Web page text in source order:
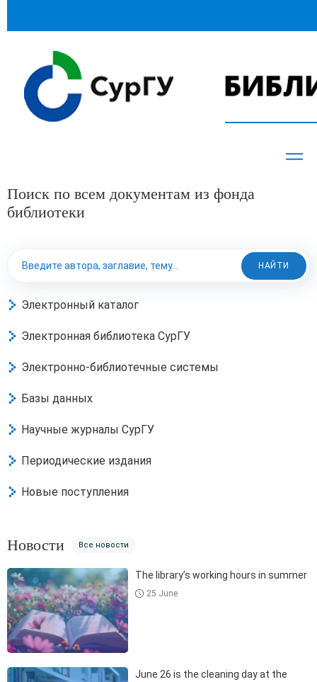
Поиск по всем документам из фонда
библиотеки
НАЙТИ
Электронный каталог
Электронная библиотека СурГУ
Электронно-библиотечные системы
Базы данных
Научные журналы СурГУ
Периодические издания
Новые поступления
Новости Все новости
The library’s working hours in summer
25 June
June 26 is the cleaning day at the